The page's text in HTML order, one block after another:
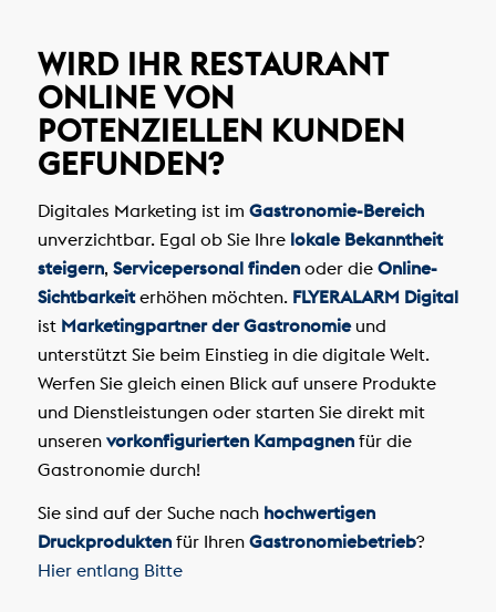
WIRD IHR RESTAURANT
ONLINE VON
POTENZIELLEN KUNDEN
GEFUNDEN?
Digitales Marketing ist im Gastronomie-Bereich
unverzichtbar. Egal ob Sie Ihre lokale Bekanntheit
steigern, Servicepersonal findenoder die Online-
Sichtbarkeiterhöhen möchten. FLYERALARM Digital
ist Marketingpartner der Gastronomieund
unterstützt Sie beim Einstieg in die digitale Welt.
Werfen Sie gleich einen Blick auf unsere Produkte
und Dienstleistungen oder starten Sie direkt mit
unseren vorkonfigurierten Kampagnenfür die
Gastronomie durch!
Sie sind auf der Suche nach hochwertigen
Druckproduktenfür Ihren Gastronomiebetrieb?
Hier entlang Bitte